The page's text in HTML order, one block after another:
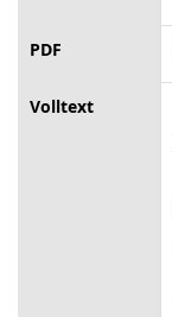
PDF
Volltext